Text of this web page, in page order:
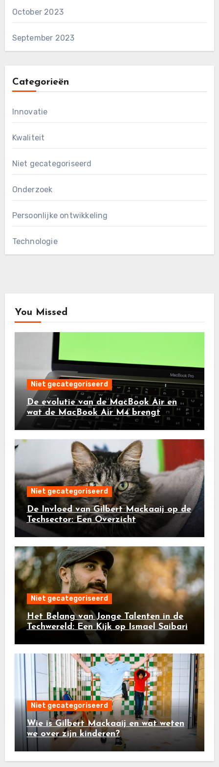
October 2023
September 2023
Categorieën
Innovatie
Kwaliteit
Niet gecategoriseerd
Onderzoek
Persoonlijke ontwikkeling
Technologie
You Missed
Niet gecategoriseerd
De evolutie van de MacBook Air en
wat de MacBook Air M4 brengt
Niet gecategoriseerd
De Invloed van Gilbert Mackaaij op de
Techsector: Een Overzicht
Niet gecategoriseerd
Het Belang van Jonge Talenten in de
Techwereld: Een Kijk op Ismael Saibari
Niet gecategoriseerd
Wie is Gilbert Mackaaij en wat weten
we over zijn kinderen?